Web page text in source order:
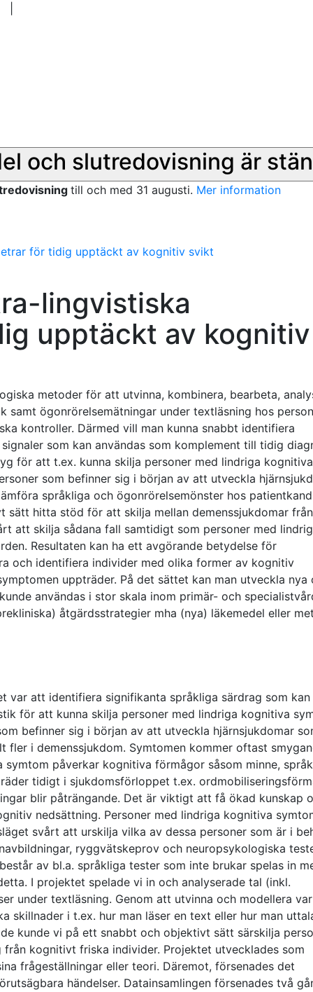
och slutredovisning är
till och med 31 augusti. Mer information
för tidig upptäckt av kognitiv svikt
lingvistiska
upptäckt av kognitiv
metoder för att utvinna, kombinera, bearbeta,
ögonrörelsemätningar under textläsning hos
kontroller. Därmed vill man kunna snabbt identifiera
som kan användas som komplement till tidig
för att t.ex. kunna skilja personer med lindriga kognitiva
som befinner sig i början av att utveckla
språkliga och ögonrörelsemönster hos
sätt hitta stöd för att skilja mellan demenssjukdomar
att skilja sådana fall samtidigt som personer med
Resultaten kan ha ett avgörande betydelse för
och identifiera individer med olika former av kognitiv
uppträder. På det sättet kan man utveckla nya
användas i stor skala inom primär- och
åtgärdsstrategier mha (nya) läkemedel eller
var att identifiera signifikanta språkliga särdrag som kan
för att kunna skilja personer med lindriga kognitiva
befinner sig i början av att utveckla hjärnsjukdomar
fler i demenssjukdom. Symtomen kommer oftast
påverkar kognitiva förmågor såsom minne,
tidigt i sjukdomsförloppet t.ex.
blir påträngande. Det är viktigt att få ökad kunskap
nedsättning. Personer med lindriga kognitiva
svårt att urskilja vilka av dessa personer som är i
ryggvätskeprov och neuropsykologiska
av bl.a. språkliga tester som inte brukar spelas in
I projektet spelade vi in och analyserade tal (inkl.
under textläsning. Genom att utvinna och modellera
skillnader i t.ex. hur man läser en text eller hur man
kunde vi på ett snabbt och objektivt sätt särskilja
kognitivt friska individer. Projektet utvecklades som
frågeställningar eller teori. Däremot, försenades det
händelser. Datainsamlingen försenades två